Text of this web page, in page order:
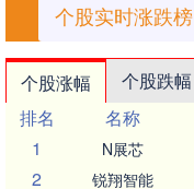
个股实时涨跌榜
个股涨幅 个股跌幅
排名
名称
1
N展芯
2 锐翔智能